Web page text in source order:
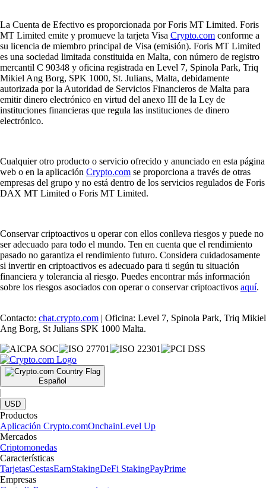
La Cuenta de Efectivo es proporcionada por Foris MT Limited. Foris
MT Limited emite y promueve la tarjeta Visa Crypto.com conforme a
su licencia de miembro principal de Visa (emisión). Foris MT Limited
es una sociedad limitada constituida en Malta, con número de registro
mercantil C 90348 y oficina registrada en Level 7, Spinola Park, Triq
Mikiel Ang Borg, SPK 1000, St. Julians, Malta, debidamente
autorizada por la Autoridad de Servicios Financieros de Malta para
emitir dinero electrónico en virtud del anexo III de la Ley de
instituciones financieras que regula las instituciones de dinero
electrónico.
Cualquier otro producto o servicio ofrecido y anunciado en esta página
web o en la aplicación Crypto.com se proporciona a través de otras
empresas del grupo y no está dentro de los servicios regulados de Foris
DAX MT Limited o Foris MT Limited.
Conservar criptoactivos u operar con ellos conlleva riesgos y puede no
ser adecuado para todo el mundo. Ten en cuenta que el rendimiento
pasado no garantiza el rendimiento futuro. Considera cuidadosamente
si invertir en criptoactivos es adecuado para ti según tu situación
financiera y tolerancia al riesgo. Puedes encontrar más información
sobre los riesgos asociados con operar o conservar criptoactivos aquí.
Contacto: chat.crypto.com | Oficina: Level 7, Spinola Park, Triq Mikiel
Ang Borg, St Julians SPK 1000 Malta.
Español
|
USD
Productos
Aplicación Crypto.comOnchainLevel Up
Mercados
Criptomonedas
Características
TarjetasCestasEarnStakingDeFi StakingPayPrime
Empresas